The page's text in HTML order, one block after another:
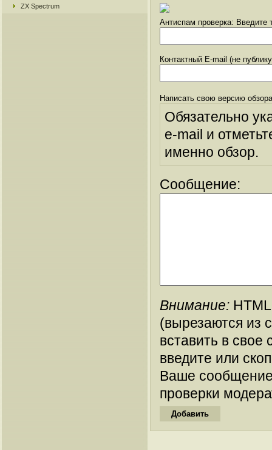
ZX Spectrum
Антиспам проверка: Введите
Контактный E-mail (не
Написать свою версию
Обязательно
e-mail и
именно обзор.
Сообщение:
Внимание:
(вырезаются из
вставить в
введите или
Ваше
проверки